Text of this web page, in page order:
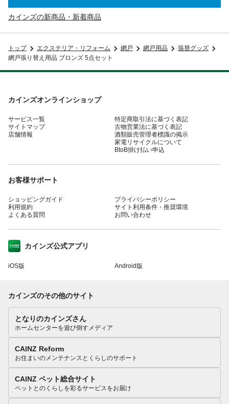
カインズの新商品・新着商品
トップ エクステリア・リフォーム 網戸 網戸用品
張替グッズ
網戸張り替え用品 ブロンズ 5点セット
カインズオンラインショップ
サービス一覧
サイトマップ
店舗情報
特定商取引法に基づく表記
古物営業法に基づく表記
酒類販売管理者標識の掲示
家電リサイクルについて
BtoB掛け払い申込
お客様サポート
ショッピングガイド
利用規約
よくある質問
プライバシーポリシー
サイト利用条件・推奨環境
お問い合わせ
カインズ公式アプリ
iOS版 Android版
カインズのその他のサイト
となりのカインズさん
ホームセンターを遊び倒すメディア
CAINZ Reform
お住まいのメンテナンスとくらしのサポート
CAINZ ペット総合サイト
ペットとのくらしを彩るサービスをお届け